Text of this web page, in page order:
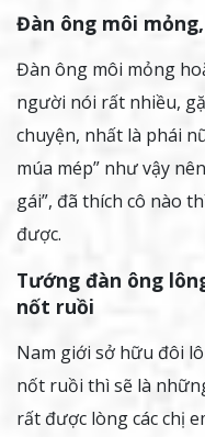
Đàn ông môi
Đàn ông môi mỏng
người nói rất nhiều,
chuyện, nhất là phái
múa mép” như vậy
gái”, đã thích cô nào
được.
Tướng đàn ông
nốt ruồi
Nam giới sở hữu đôi
nốt ruồi thì sẽ là
rất được lòng các chị